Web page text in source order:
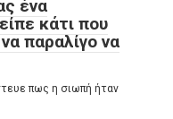
ένα
κάτι που
παραλίγο να
πως η σιωπή ήταν